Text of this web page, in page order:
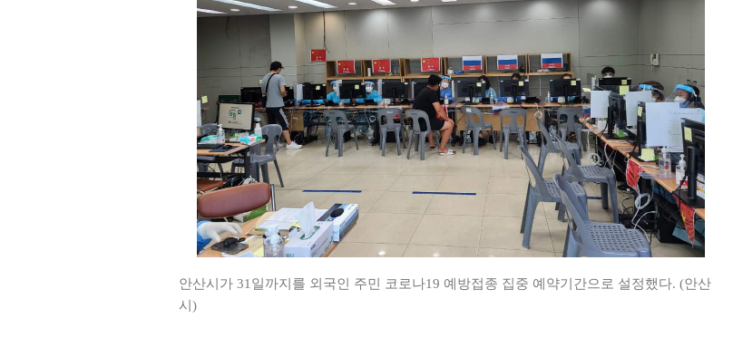
안산시가 31일까지를 외국인 주민 코로나19 예방접종 집중 예약기간으로 설정했다. (안산
시)